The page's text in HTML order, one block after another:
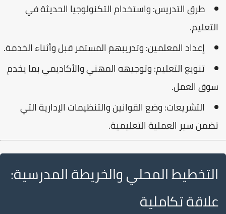
طرق التدريس:واستخدام التكنولوجيا الحديثة في
التعليم.
إعداد المعلمين:وتدريبهم المستمر قبل وأثناء الخدمة.
تنويع التعليم:وتوجيهه المهني والأكاديمي بما يخدم
سوق العمل.
التشريعات:وضع القوانين والتنظيمات الإدارية التي
تضمن سير العملية التعليمية.
التخطيط المحلي والخريطة المدرسية:
علاقة تكاملية